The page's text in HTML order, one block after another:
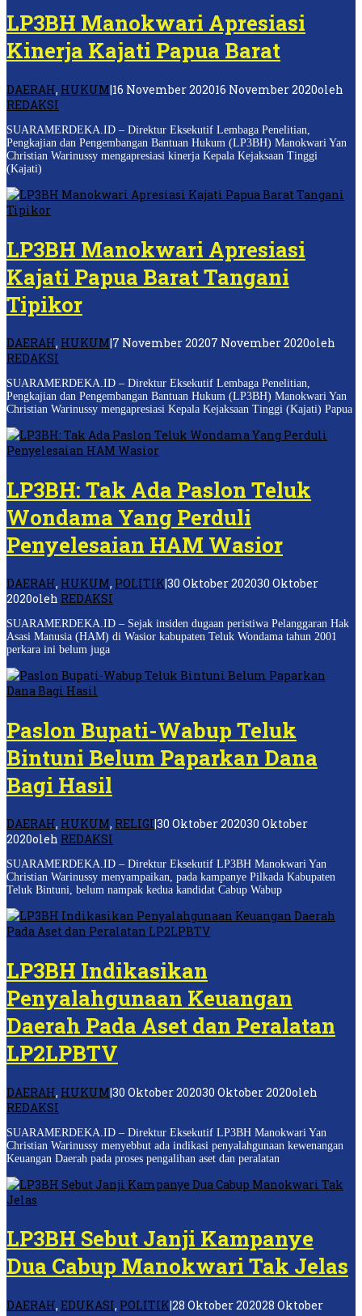
LP3BH Manokwari Apresiasi
Kinerja Kajati Papua Barat
DAERAH, HUKUM|16 November 202016 November 2020oleh
REDAKSI
SUARAMERDEKA.ID – Direktur Eksekutif Lembaga Penelitian,
Pengkajian dan Pengembangan Bantuan Hukum (LP3BH) Manokwari Yan
Christian Warinussy mengapresiasi kinerja Kepala Kejaksaan Tinggi
(Kajati)
LP3BH Manokwari Apresiasi
Kajati Papua Barat Tangani
Tipikor
DAERAH, HUKUM|7 November 20207 November 2020oleh
REDAKSI
SUARAMERDEKA.ID – Direktur Eksekutif Lembaga Penelitian,
Pengkajian dan Pengembangan Bantuan Hukum (LP3BH) Manokwari Yan
Christian Warinussy mengapresiasi Kepala Kejaksaan Tinggi (Kajati) Papua
LP3BH: Tak Ada Paslon Teluk
Wondama Yang Perduli
Penyelesaian HAM Wasior
DAERAH, HUKUM, POLITIK|30 Oktober 202030 Oktober
2020oleh REDAKSI
SUARAMERDEKA.ID – Sejak insiden dugaan peristiwa Pelanggaran Hak
Asasi Manusia (HAM) di Wasior kabupaten Teluk Wondama tahun 2001
perkara ini belum juga
Paslon Bupati-Wabup Teluk
Bintuni Belum Paparkan Dana
Bagi Hasil
DAERAH, HUKUM, RELIGI|30 Oktober 202030 Oktober
2020oleh REDAKSI
SUARAMERDEKA.ID – Direktur Eksekutif LP3BH Manokwari Yan
Christian Warinussy menyampaikan, pada kampanye Pilkada Kabupaten
Teluk Bintuni, belum nampak kedua kandidat Cabup Wabup
LP3BH Indikasikan
Penyalahgunaan Keuangan
Daerah Pada Aset dan Peralatan
LP2LPBTV
DAERAH, HUKUM|30 Oktober 202030 Oktober 2020oleh
REDAKSI
SUARAMERDEKA.ID – Direktur Eksekutif LP3BH Manokwari Yan
Christian Warinussy menyebbut ada indikasi penyalahgunaan kewenangan
Keuangan Daerah pada proses pengalihan aset dan peralatan
LP3BH Sebut Janji Kampanye
Dua Cabup Manokwari Tak Jelas
DAERAH, EDUKASI, POLITIK|28 Oktober 202028 Oktober